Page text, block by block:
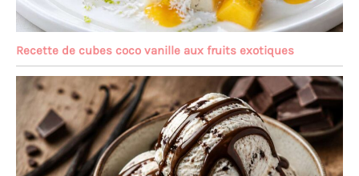
Recette de cubes coco vanille aux fruits exotiques